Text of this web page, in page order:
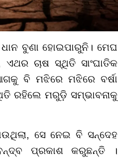
ବୁଣା ହୋଇପାରୁନି। ମେଘ
ଚାଷ ସ୍ଥିତି ସାଂଘାତିକ
ବି ମଝିରେ ମଝିରେ ବର୍ଷା
ରହିଲେ ମରୁଡ଼ି ସମ୍ଭାବନାକୁ
ସେ ନେଇ ବି ସନ୍ଦେହ
ପ୍ରକାଶ କରୁଛନ୍ତି ।